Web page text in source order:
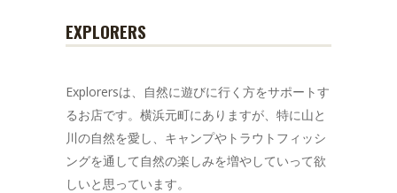
EXPLORERS
Explorersは、自然に遊びに行く方をサポートす
るお店です。横浜元町にありますが、特に山と
川の自然を愛し、キャンプやトラウトフィッシ
ングを通して自然の楽しみを増やしていって欲
しいと思っています。